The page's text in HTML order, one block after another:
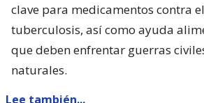
clave para medicamentos contra
tuberculosis, así como ayuda
que deben enfrentar guerras
naturales.
Lee también...